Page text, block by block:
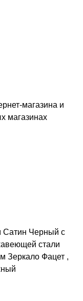
магазина и
магазинах
Черный с
стали
Зеркало Фацет ,